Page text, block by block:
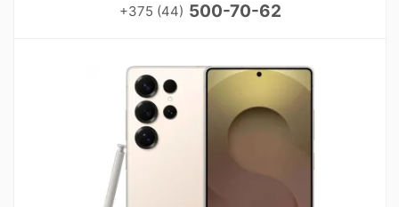
+375 (44) 500-70-62